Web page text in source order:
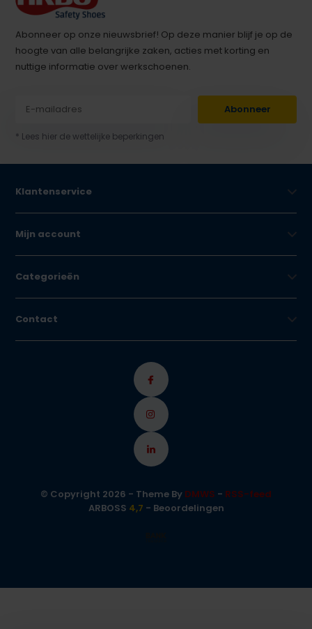
Abonneer op onze nieuwsbrief! Op deze manier blijf je op de
hoogte van alle belangrijke zaken, acties met korting en
nuttige informatie over werkschoenen.
Abonneer
* Lees hier de wettelijke beperkingen
Klantenservice
Mijn account
Categorieën
Contact
© Copyright 2026 - Theme By DMWS - RSS-feed
ARBOSS 4,7 - Beoordelingen